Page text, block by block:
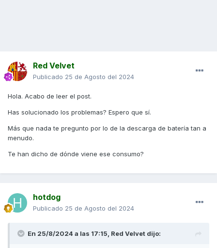
Red Velvet
Publicado 25 de Agosto del 2024
Hola. Acabo de leer el post.
Has solucionado los problemas? Espero que sí.
Más que nada te pregunto por lo de la descarga de batería tan a
menudo.
Te han dicho de dónde viene ese consumo?
hotdog
Publicado 25 de Agosto del 2024
En 25/8/2024 a las 17:15, Red Velvet dijo: